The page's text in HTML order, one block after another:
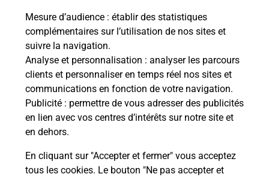
Mesure d’audience : établir des statistiques
complémentaires sur l’utilisation de nos sites et
suivre la navigation.
Analyse et personnalisation : analyser les parcours
clients et personnaliser en temps réel nos sites et
communications en fonction de votre navigation.
Publicité : permettre de vous adresser des publicités
en lien avec vos centres d’intérêts sur notre site et
en dehors.
En cliquant sur "Accepter et fermer" vous acceptez
tous les cookies. Le bouton "Ne pas accepter et